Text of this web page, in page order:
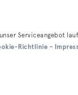
Serviceangebot
Richtlinie –